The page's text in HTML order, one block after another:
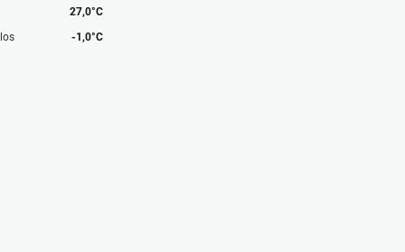
27,0°C
-1,0°C